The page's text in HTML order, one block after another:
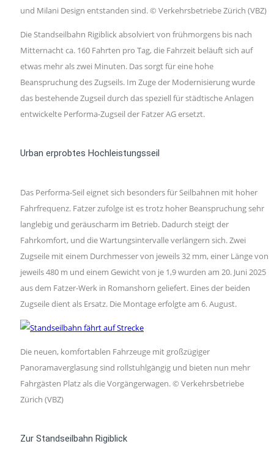
und Milani Design entstanden sind. © Verkehrsbetriebe Zürich (VBZ)
Die Standseilbahn Rigiblick absolviert von frühmorgens bis nach
Mitternacht ca. 160 Fahrten pro Tag, die Fahrzeit beläuft sich auf
etwas mehr als zwei Minuten. Das sorgt für eine hohe
Beanspruchung des Zugseils. Im Zuge der Modernisierung wurde
das bestehende Zugseil durch das speziell für städtische Anlagen
entwickelte Performa-Zugseil der Fatzer AG ersetzt.
Urban erprobtes Hochleistungsseil
Das Performa-Seil eignet sich besonders für Seilbahnen mit hoher
Fahrfrequenz. Fatzer zufolge ist es trotz hoher Beanspruchung sehr
langlebig und geräuscharm im Betrieb. Dadurch steigt der
Fahrkomfort, und die Wartungsintervalle verlängern sich. Zwei
Zugseile mit einem Durchmesser von jeweils 32 mm, einer Länge von
jeweils 480 m und einem Gewicht von je 1,9 wurden am 20. Juni 2025
aus dem Fatzer-Werk in Romanshorn geliefert. Eines der beiden
Zugseile dient als Ersatz. Die Montage erfolgte am 6. August.
Die neuen, komfortablen Fahrzeuge mit großzügiger
Panoramaverglasung sind rollstuhlgängig und bieten nun mehr
Fahrgästen Platz als die Vorgängerwagen. © Verkehrsbetriebe
Zürich (VBZ)
Zur Standseilbahn Rigiblick